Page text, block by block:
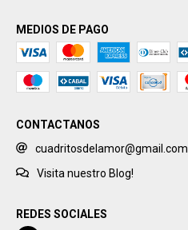
MEDIOS DE PAGO
CONTACTANOS
cuadritosdelamor@gmail.com
Visita nuestro Blog!
REDES SOCIALES